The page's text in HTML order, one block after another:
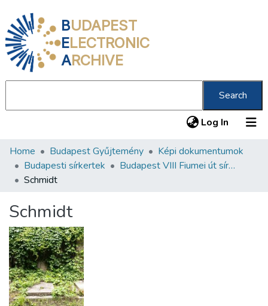
BUDAPEST
ELECTRONIC
ARCHIVE
Search
Log In (current)
Communities & Collections
All of DSpace
About us
Home Budapest Gyűjtemény
Képi dokumentumok
Budapesti sírkertek
Budapest VIII Fiumei út sírkert 3. rész
Schmidt
Schmidt